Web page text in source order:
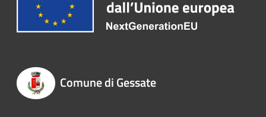
Comune di Gessate